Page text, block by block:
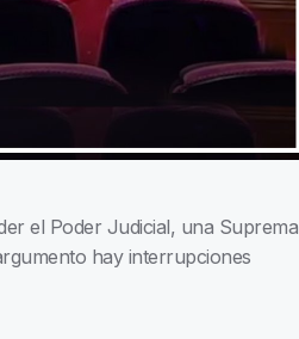
el Poder Judicial, una Suprema
hay interrupciones